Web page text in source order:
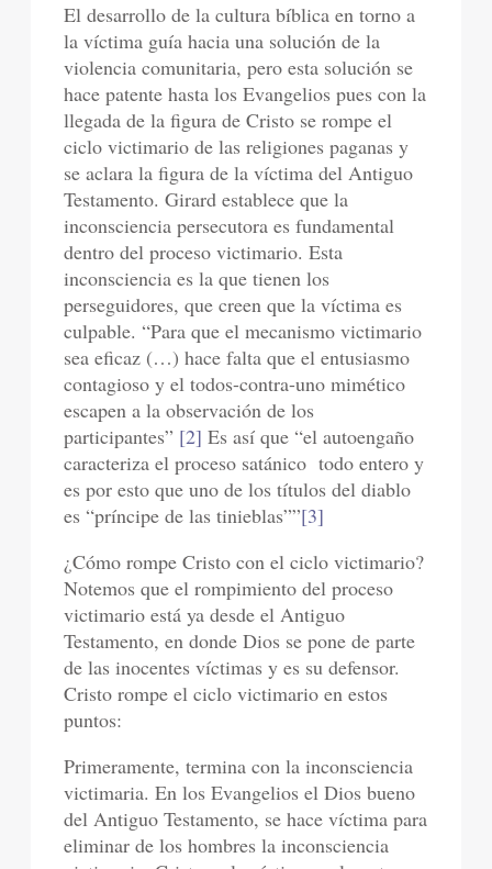
El desarrollo de la cultura bíblica en torno a
la víctima guía hacia una solución de la
violencia comunitaria, pero esta solución se
hace patente hasta los Evangelios pues con la
llegada de la figura de Cristo se rompe el
ciclo victimario de las religiones paganas y
se aclara la figura de la víctima del Antiguo
Testamento. Girard establece que la
inconsciencia persecutora es fundamental
dentro del proceso victimario. Esta
inconsciencia es la que tienen los
perseguidores, que creen que la víctima es
culpable. “Para que el mecanismo victimario
sea eficaz (…) hace falta que el entusiasmo
contagioso y el todos-contra-uno mimético
escapen a la observación de los
participantes” [2] Es así que “el autoengaño
caracteriza el proceso satánico todo entero y
es por esto que uno de los títulos del diablo
es “príncipe de las tinieblas””[3]
¿Cómo rompe Cristo con el ciclo victimario?
Notemos que el rompimiento del proceso
victimario está ya desde el Antiguo
Testamento, en donde Dios se pone de parte
de las inocentes víctimas y es su defensor.
Cristo rompe el ciclo victimario en estos
puntos:
Primeramente, termina con la inconsciencia
victimaria. En los Evangelios el Dios bueno
del Antiguo Testamento, se hace víctima para
eliminar de los hombres la inconsciencia